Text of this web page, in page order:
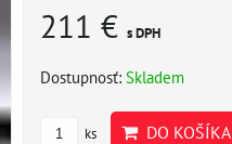
211 € s DPH
Dostupnosť: Skladem
ks DO KOŠÍKA